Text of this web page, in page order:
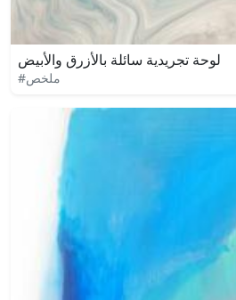
لوحة تجريدية سائلة بالأزرق والأبيض
#ملخص